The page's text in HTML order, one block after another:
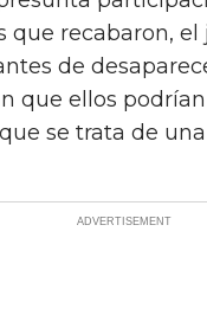
que recabaron,
de
que ellos
se trata de